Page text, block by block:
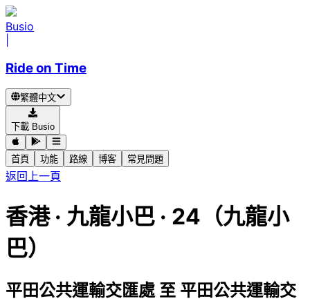
Busio
Ride on Time
繁體中文
下載 Busio
首頁 功能 路線 博客 常見問題
返回上一頁
香港· 九龍小巴 · 24（九龍小
巴）
平田公共運輸交匯處 至 平田公共運輸交